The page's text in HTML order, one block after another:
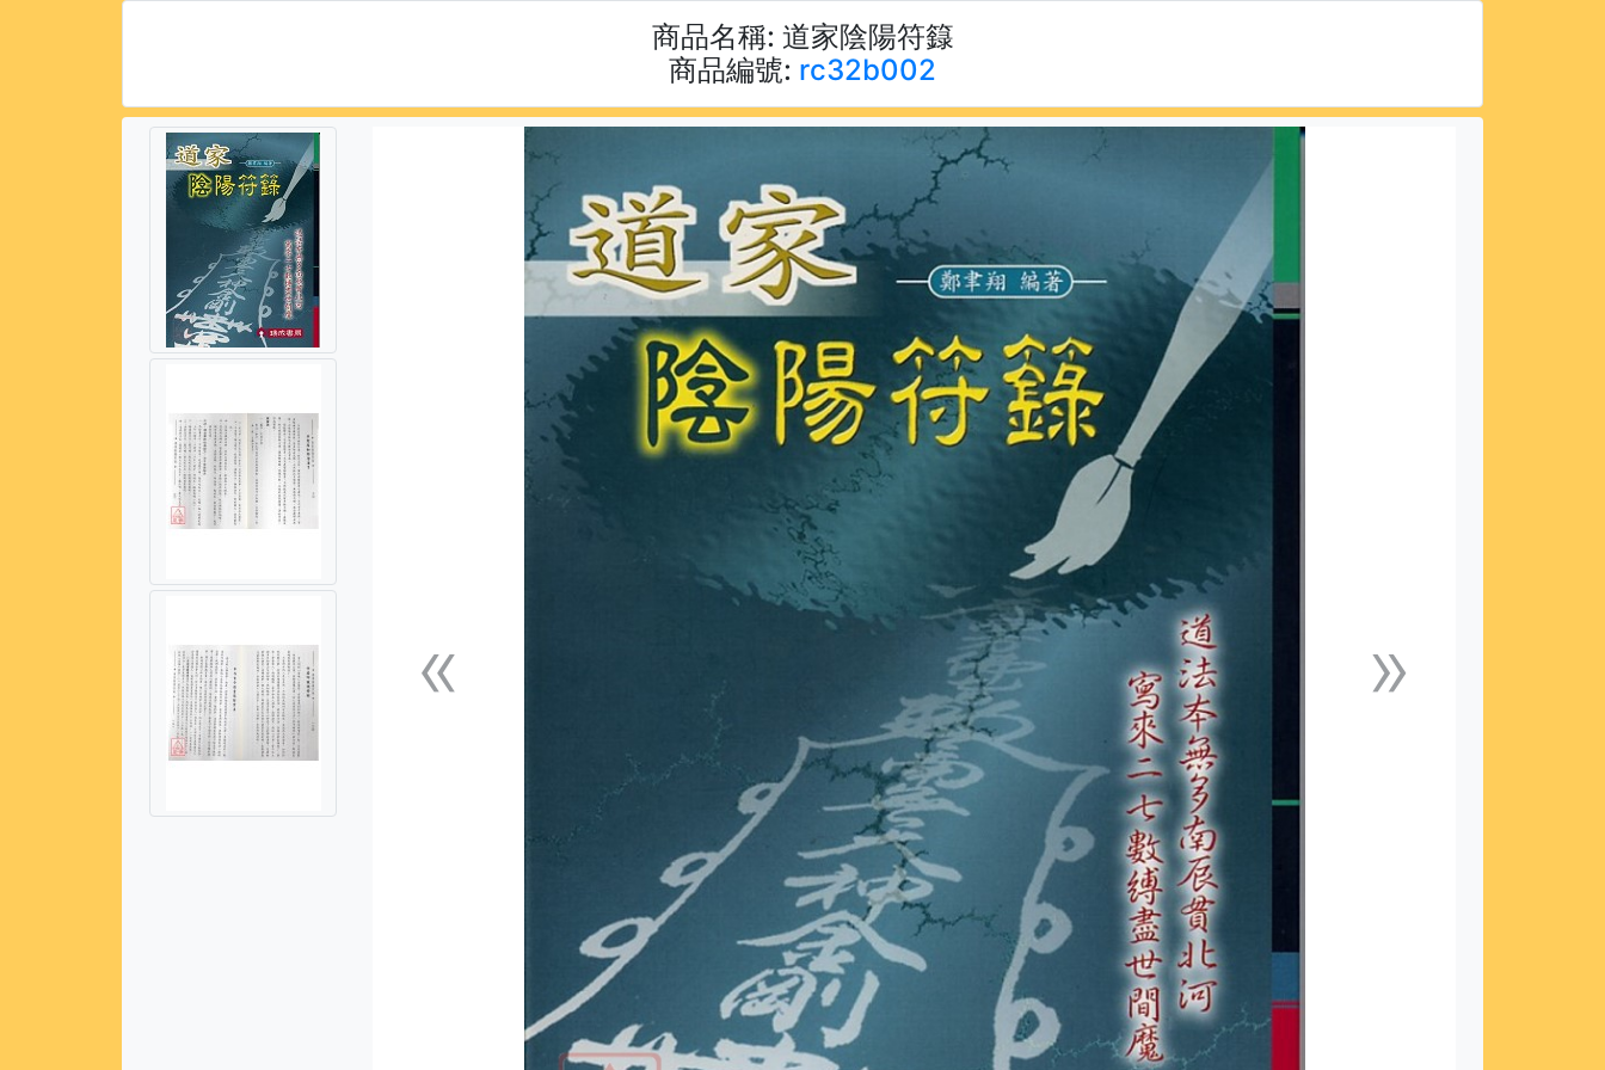
商品名稱: 道家陰陽符籙
商品編號: rc32b002
«上一張 »下一張